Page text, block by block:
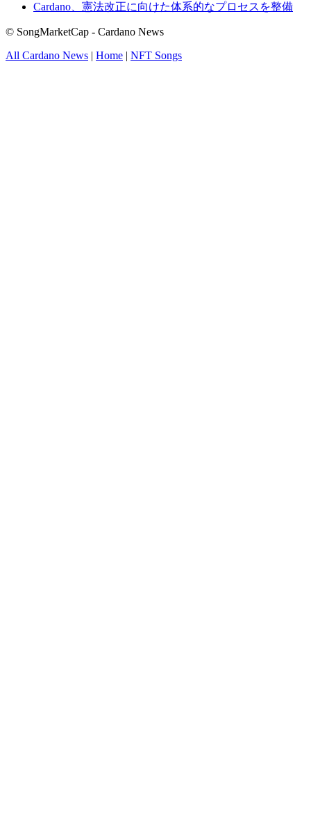
Cardano、憲法改正に向けた体系的なプロセスを整備
© SongMarketCap - Cardano News
All Cardano News | Home | NFT Songs